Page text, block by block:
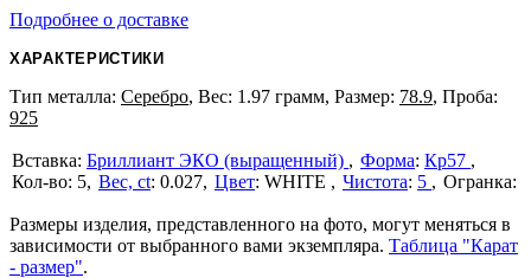
Подробнее о доставке
ХАРАКТЕРИСТИКИ
Тип металла: Серебро, Вес: 1.97 грамм, Размер: 78.9, Проба:
925
Бриллиант ЭКО (выращенный) Форма: Кр57
5 Вес, ct: 0.027 Цвет: WHITE Чистота: 5
Размеры изделия, представленного на фото, могут меняться в
зависимости от выбранного вами экземпляра. Таблица "Карат
- размер".